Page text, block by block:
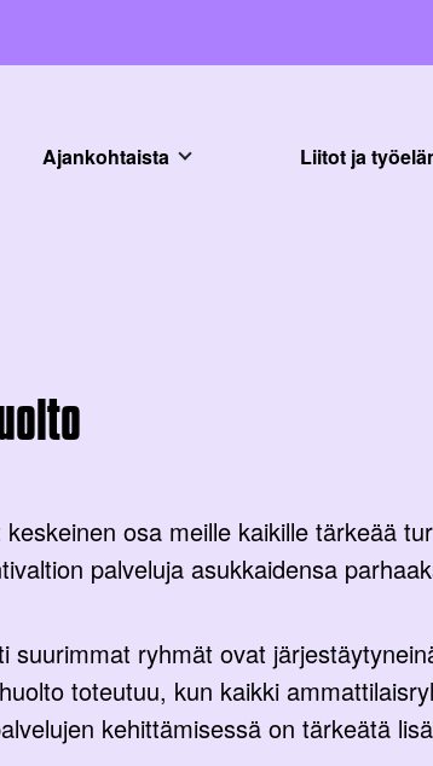
Ajankohtaista Liitot ja
osa meille kaikille tärkeää
palveluja asukkaidensa
ryhmät ovat
toteutuu, kun kaikki
kehittämisessä on tärkeätä